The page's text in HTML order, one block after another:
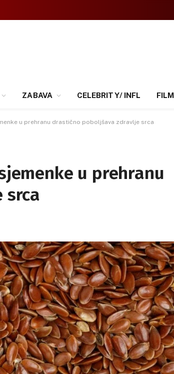
ZABAVA CELEBRITY/ INFL
u prehranu drastično poboljšava zdravlje srca
u prehranu
srca